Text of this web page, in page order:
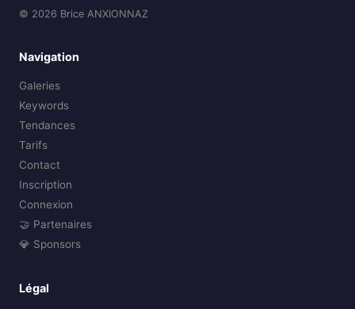
© 2026 Brice ANXIONNAZ
Navigation
Galeries
Keywords
Tendances
Tarifs
Contact
Inscription
Connexion
🤝 Partenaires
💎 Sponsors
Légal